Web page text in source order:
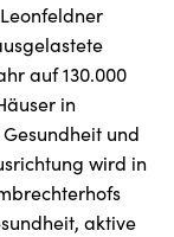
auf 130.000
in
und
wird in
aktive